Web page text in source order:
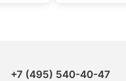
+7 (495) 540-40-47